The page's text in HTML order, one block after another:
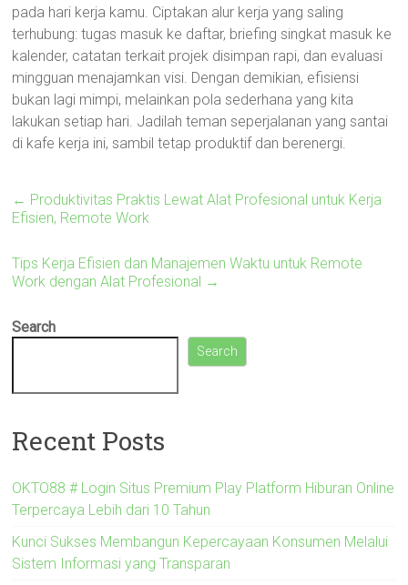
pada hari kerja kamu. Ciptakan alur kerja yang saling
terhubung: tugas masuk ke daftar, briefing singkat masuk ke
kalender, catatan terkait projek disimpan rapi, dan evaluasi
mingguan menajamkan visi. Dengan demikian, efisiensi
bukan lagi mimpi, melainkan pola sederhana yang kita
lakukan setiap hari. Jadilah teman seperjalanan yang santai
di kafe kerja ini, sambil tetap produktif dan berenergi.
← Produktivitas Praktis Lewat Alat Profesional untuk Kerja
Efisien, Remote Work
Tips Kerja Efisien dan Manajemen Waktu untuk Remote
Work dengan Alat Profesional →
Search
Search
Recent Posts
OKTO88 # Login Situs Premium Play Platform Hiburan Online
Terpercaya Lebih dari 10 Tahun
Kunci Sukses Membangun Kepercayaan Konsumen Melalui
Sistem Informasi yang Transparan